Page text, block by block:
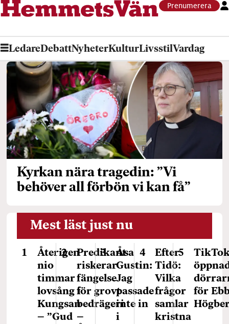
Prenumerera
LedareDebattNyheterKulturLivsstilVardag
Tag:
anna-
lena
evehäll
Kyrkan nära tragedin: ”Vi
behöver all förbön vi kan få”
Mest läst just nu
Återigen
nio
timmar
lovsång i
Kungsan
– ”Gud
Predikant
riskerar
fängelse
för grovt
bedrägeri
–
Åsa
Gustin:
Jag
passade
inte in
i
Efter
Tidö:
Vilka
frågor
samlar
kristna
för